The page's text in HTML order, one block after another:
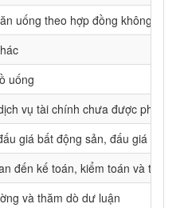
uống theo hợp đồng không
uống
vụ tài chính chưa được phân
giá bất động sản, đấu giá quyền
đến kế toán, kiểm toán và tư vấn
và thăm dò dư luận